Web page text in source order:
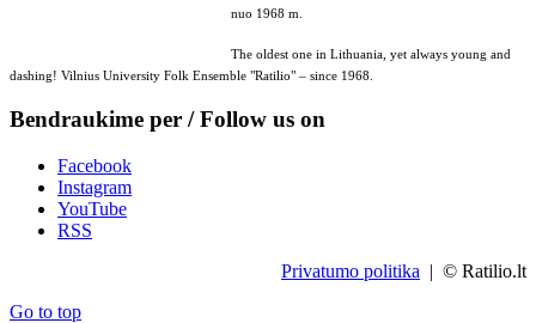
nuo 1968 m.
The oldest one in Lithuania, yet always young and
dashing! Vilnius University Folk Ensemble "Ratilio" – since 1968.
Bendraukime per / Follow us on
Facebook
Instagram
YouTube
RSS
Privatumo politika | © Ratilio.lt
Go to top